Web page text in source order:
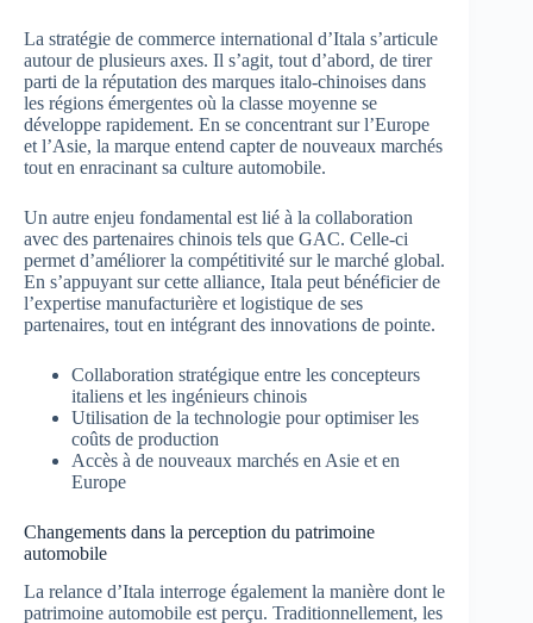
La stratégie de commerce international d’Itala s’articule
autour de plusieurs axes. Il s’agit, tout d’abord, de tirer
parti de la réputation des marques italo-chinoises dans
les régions émergentes où la classe moyenne se
développe rapidement. En se concentrant sur l’Europe
et l’Asie, la marque entend capter de nouveaux marchés
tout en enracinant sa culture automobile.
Un autre enjeu fondamental est lié à la collaboration
avec des partenaires chinois tels que GAC. Celle-ci
permet d’améliorer la compétitivité sur le marché global.
En s’appuyant sur cette alliance, Itala peut bénéficier de
l’expertise manufacturière et logistique de ses
partenaires, tout en intégrant des innovations de pointe.
Collaboration stratégique entre les concepteurs
italiens et les ingénieurs chinois
Utilisation de la technologie pour optimiser les
coûts de production
Accès à de nouveaux marchés en Asie et en
Europe
Changements dans la perception du patrimoine
automobile
La relance d’Itala interroge également la manière dont le
patrimoine automobile est perçu. Traditionnellement, les